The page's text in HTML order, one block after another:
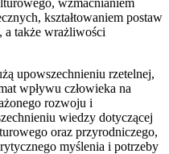
kształtowaniem postaw
także wrażliwości
upowszechnieniu rzetelnej,
wpływu człowieka na
rozwoju i
wiedzy dotyczącej
oraz przyrodniczego,
myślenia i potrzeby